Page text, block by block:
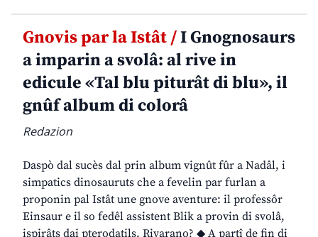
Gnovis par la Istât /I Gnognosaurs
a imparin a svolâ: al rive in
edicule «Tal blu piturât di blu», il
gnûf album di colorâ
Redazion
Daspò dal sucès dal prin album vignût fûr a Nadâl, i
simpatics dinosauruts che a fevelin par furlan a
proponin pal Istât une gnove aventure: il professôr
Einsaur e il so fedêl assistent Blik a provin di svolâ,
ispirâts dai pterodatils. Rivarano? ◆ A partî de fin di